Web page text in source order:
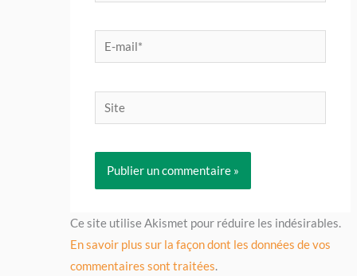
E-
mail*
Site
Ce site utilise Akismet pour réduire les indésirables.
En savoir plus sur la façon dont les données de vos
commentaires sont traitées.